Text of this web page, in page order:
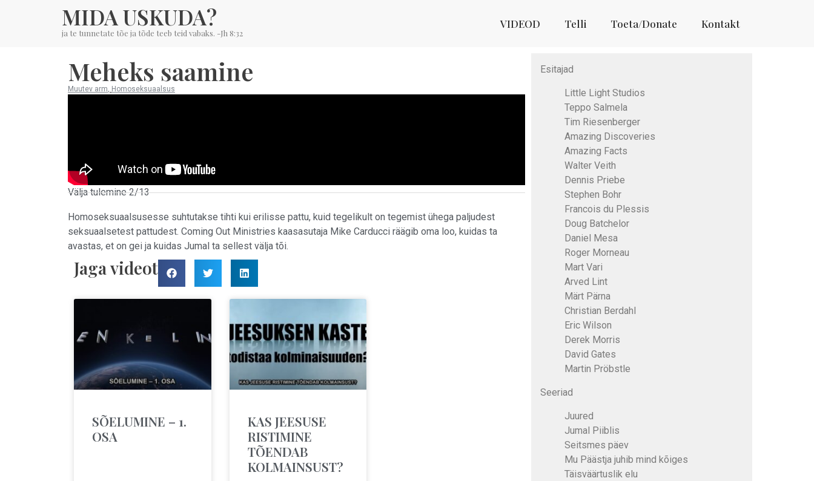
MIDA USKUDA?
ja te tunnetate tõe ja tõde teeb teid vabaks. -Jh 8:32
VIDEOD Telli Toeta/Donate Kontakt
Esitajad
Little Light Studios
Teppo Salmela
Tim Riesenberger
Amazing Discoveries
Amazing Facts
Walter Veith
Dennis Priebe
Stephen Bohr
Francois du Plessis
Doug Batchelor
Daniel Mesa
Roger Morneau
Mart Vari
Arved Lint
Märt Pärna
Christian Berdahl
Eric Wilson
Derek Morris
David Gates
Martin Pröbstle
Seeriad
Juured
Jumal Piiblis
Seitsmes päev
Mu Päästja juhib mind kõiges
Täisväärtuslik elu
Meheks saamine
Muutev arm, Homoseksuaalsus
Välja tulemine 2/13
Homoseksuaalsusesse suhtutakse tihti kui erilisse pattu, kuid tegelikult on tegemist ühega paljudest
seksuaalsetest pattudest. Coming Out Ministries kaasasutaja Mike Carducci räägib oma loo, kuidas ta
avastas, et on gei ja kuidas Jumal ta sellest välja tõi.
Jaga videot
SÕELUMINE – 1.
OSA
KAS JEESUSE
RISTIMINE
TÕENDAB
KOLMAINSUST?